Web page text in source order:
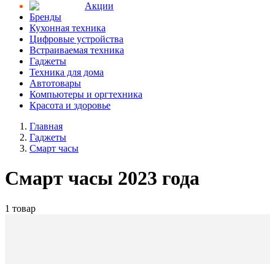
Aкции
Бренды
Кухонная техника
Цифровые устройства
Встраиваемая техника
Гаджеты
Техника для дома
Автотовары
Компьютеры и оргтехника
Красота и здоровье
Главная
Гаджеты
Смарт часы
Смарт часы 2023 года
1 товар